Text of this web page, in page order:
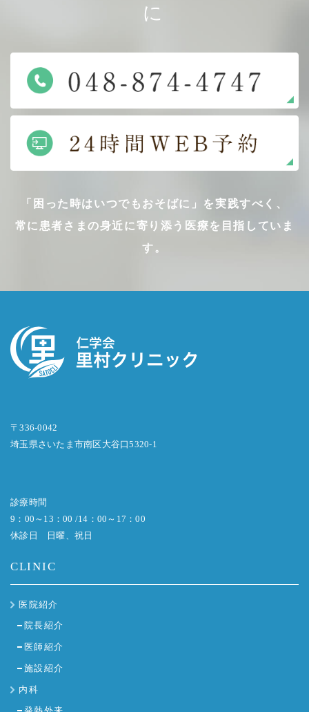
に
「困った時はいつでもおそばに」を実践すべく、
常に患者さまの身近に寄り添う医療を目指していま
す。
〒336-0042
埼玉県さいたま市南区大谷口5320-1
診療時間
9：00～13：00 /14：00～17：00
休診日 日曜、祝日
CLINIC
医院紹介
院長紹介
医師紹介
施設紹介
内科